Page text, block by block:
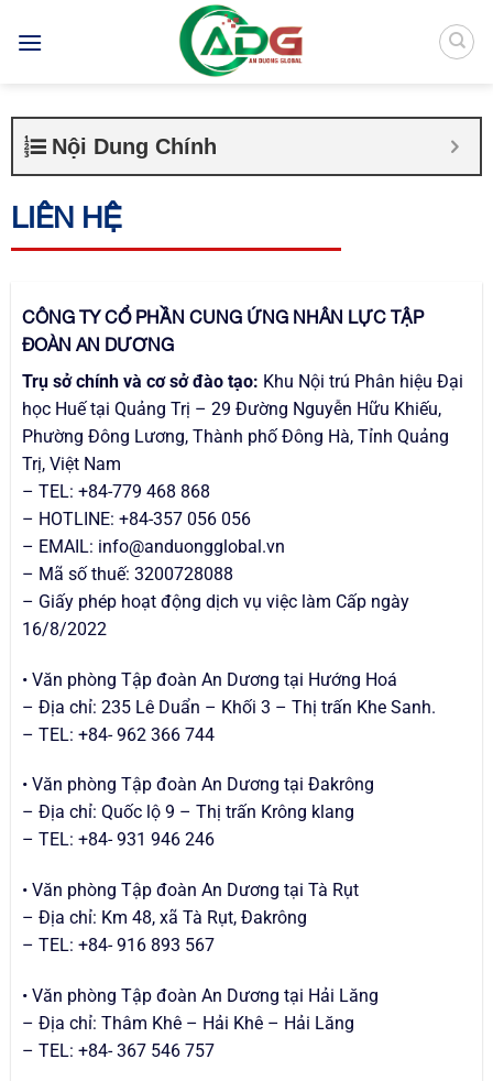
qua
Nội Dung Chính
LIÊN HỆ
CÔNG TY CỔ PHẦN CUNG ỨNG NHÂN LỰC TẬP
ĐOÀN AN DƯƠNG
Trụ sở chính và cơ sở đào tạo: Khu Nội trú Phân hiệu Đại
học Huế tại Quảng Trị – 29 Đường Nguyễn Hữu Khiếu,
Phường Đông Lương, Thành phố Đông Hà, Tỉnh Quảng
Trị, Việt Nam
– TEL: +84-779 468 868
– HOTLINE: +84-357 056 056
– EMAIL: info@anduongglobal.vn
– Mã số thuế: 3200728088
– Giấy phép hoạt động dịch vụ việc làm Cấp ngày
16/8/2022
• Văn phòng Tập đoàn An Dương tại Hướng Hoá
– Địa chỉ: 235 Lê Duẩn – Khối 3 – Thị trấn Khe Sanh.
– TEL: +84- 962 366 744
• Văn phòng Tập đoàn An Dương tại Đakrông
– Địa chỉ: Quốc lộ 9 – Thị trấn Krông klang
– TEL: +84- 931 946 246
• Văn phòng Tập đoàn An Dương tại Tà Rụt
– Địa chỉ: Km 48, xã Tà Rụt, Đakrông
– TEL: +84- 916 893 567
• Văn phòng Tập đoàn An Dương tại Hải Lăng
– Địa chỉ: Thâm Khê – Hải Khê – Hải Lăng
– TEL: +84- 367 546 757